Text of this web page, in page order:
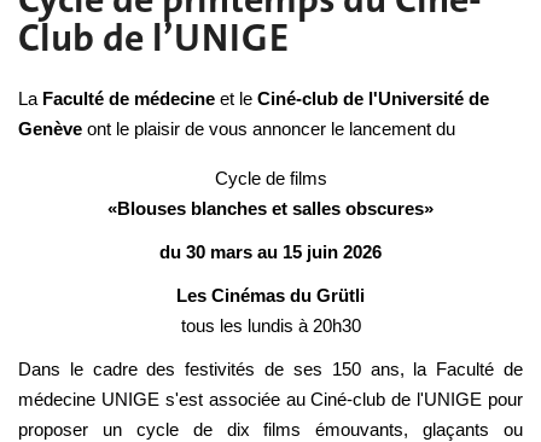
Club de l’UNIGE
La Faculté de médecine et le Ciné-club de l'Université de
Genève ont le plaisir de vous annoncer le lancement du
Cycle de films
«Blouses blanches et salles obscures»
du 30 mars au 15 juin 2026
Les Cinémas du Grütli
tous les lundis à 20h30
Dans le cadre des festivités de ses 150 ans, la Faculté de
médecine UNIGE s'est associée au Ciné-club de l'UNIGE pour
proposer un cycle de dix films émouvants, glaçants ou